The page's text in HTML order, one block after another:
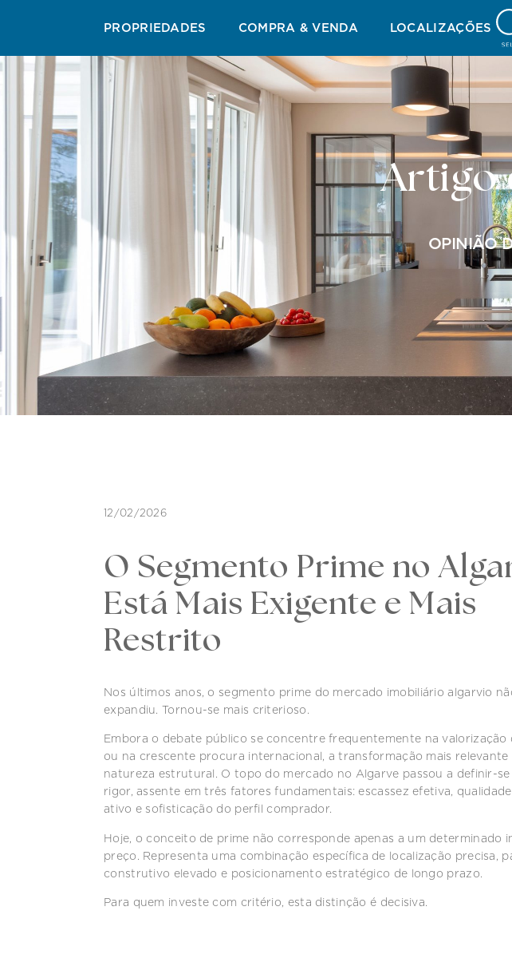
PROPRIEDADES COMPRA & VENDA LOCALIZAÇÕES
GUIA DE GOLF
Artigo
OPINIÃO
12/02/2026
O Segmento Prime no
Está Mais Exigente e Mais
Restrito
Nos últimos anos, o segmento prime do mercado imobiliário algarvio
expandiu. Tornou-se mais criterioso.
Embora o debate público se concentre frequentemente na valorização
ou na crescente procura internacional, a transformação mais relevante
natureza estrutural. O topo do mercado no Algarve passou a definir-se
rigor, assente em três fatores fundamentais: escassez efetiva,
ativo e sofisticação do perfil comprador.
Hoje, o conceito de prime não corresponde apenas a um determinado
preço. Representa uma combinação específica de localização precisa,
construtivo elevado e posicionamento estratégico de longo prazo.
Para quem investe com critério, esta distinção é decisiva.